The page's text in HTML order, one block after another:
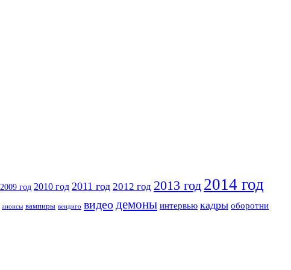
2009 год 2010 год 2011 год 2012 год 2013 год 2014 год
анонсы вампиры вендиго видео демоны интервью кадры оборотни